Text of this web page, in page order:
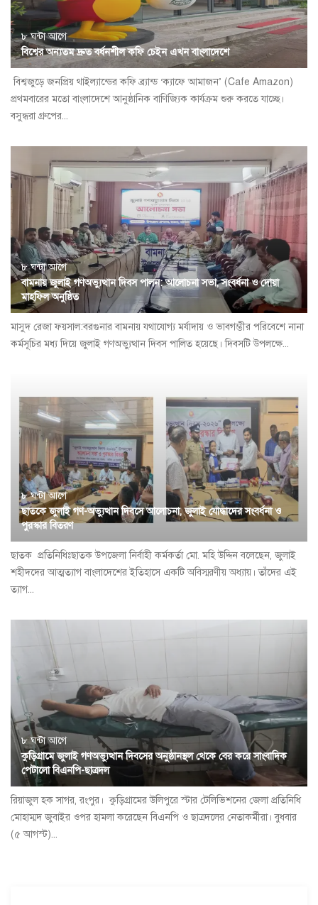
৮ ঘন্টা আগে
বিশ্বের অন্যতম দ্রুত বর্ধনশীল কফি চেইন এখন বাংলাদেশে
বিশ্বজুড়ে জনপ্রিয় থাইল্যান্ডের কফি ব্র্যান্ড ‘ক্যাফে আমাজন’ (Cafe Amazon)
প্রথমবারের মতো বাংলাদেশে আনুষ্ঠানিক বাণিজ্যিক কার্যক্রম শুরু করতে যাচ্ছে।
বসুন্ধরা গ্রুপের...
৮ ঘন্টা আগে
বামনায় জুলাই গণঅভ্যুত্থান দিবস পালন: আলোচনা সভা, সংবর্ধনা ও দোয়া
মাহফিল অনুষ্ঠিত
​মাসুদ রেজা ফয়সাল:বরগুনার বামনায় যথাযোগ্য মর্যাদায় ও ভাবগম্ভীর পরিবেশে নানা
কর্মসূচির মধ্য দিয়ে জুলাই গণঅভ্যুত্থান দিবস পালিত হয়েছে। দিবসটি উপলক্ষে...
৮ ঘন্টা আগে
ছাতকে জুলাই গণ-অভ্যুত্থান দিবসে আলোচনা, জুলাই যোদ্ধাদের সংবর্ধনা ও
পুরস্কার বিতরণ
ছাতক প্রতি‌নি‌ধিঃছাতক উপজেলা নির্বাহী কর্মকর্তা মো. মহি উদ্দিন বলেছেন, জুলাই
শহীদদের আত্মত্যাগ বাংলাদেশের ইতিহাসে একটি অবিস্মরণীয় অধ্যায়। তাঁদের এই
ত্যাগ...
৮ ঘন্টা আগে
কুড়িগ্রামে জুলাই গণঅভ্যুত্থান দিবসের অনুষ্ঠানস্থল থেকে বের করে সাংবাদিক
পেটালো বিএনপি-ছাত্রদল
রিয়াজুল হক সাগর, রংপুর। কুড়িগ্রামের উলিপুরে স্টার টেলিভিশনের জেলা প্রতিনিধি
মোহাম্মদ জুবাইর ওপর হামলা করেছেন বিএনপি ও ছাত্রদলের নেতাকর্মীরা। বুধবার
(৫ আগস্ট)...